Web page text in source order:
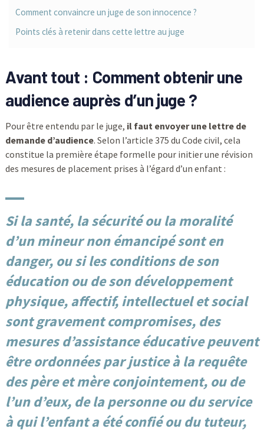
Comment convaincre un juge de son innocence ?
Points clés à retenir dans cette lettre au juge
Avant tout : Comment obtenir une
audience auprès d’un juge ?
Pour être entendu par le juge, il faut envoyer une lettre de
demande d’audience. Selon l’article 375 du Code civil, cela
constitue la première étape formelle pour initier une révision
des mesures de placement prises à l’égard d’un enfant :
Si la santé, la sécurité ou la moralité
d’un mineur non émancipé sont en
danger, ou si les conditions de son
éducation ou de son développement
physique, affectif, intellectuel et social
sont gravement compromises, des
mesures d’assistance éducative peuvent
être ordonnées par justice à la requête
des père et mère conjointement, ou de
l’un d’eux, de la personne ou du service
à qui l’enfant a été confié ou du tuteur,